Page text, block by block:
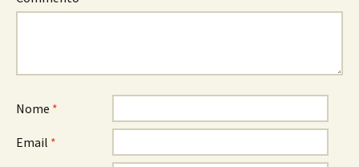
Nome *
Email *